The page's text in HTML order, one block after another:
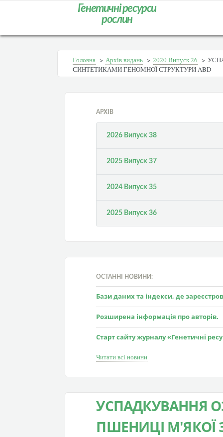
Генетичні ресурси
рослин
Головна > Архів видань > 2020 Випуск 26 >
СИНТЕТИКАМИ ГЕНОМНОЇ СТРУКТУРИ ABD
АРХІВ
2026 Випуск 38
2025 Випуск 37
2024 Випуск 35
2025 Випуск 36
ОСТАННІ НОВИНИ:
Бази даних та індекси, де
Розширена інформація про авторів.
Старт сайту журналу «Генетичні
Читати всі новини
УСПАДКУВАННЯ
ПШЕНИЦІ М'ЯКОЇ